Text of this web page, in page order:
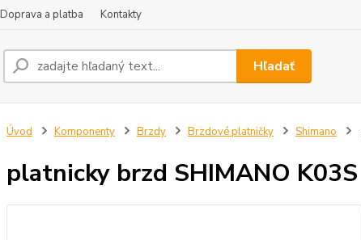
Doprava a platba Kontakty
Hľadať
Úvod Komponenty Brzdy Brzdové platničky Shimano
platnicky brzd SHIMANO K03S